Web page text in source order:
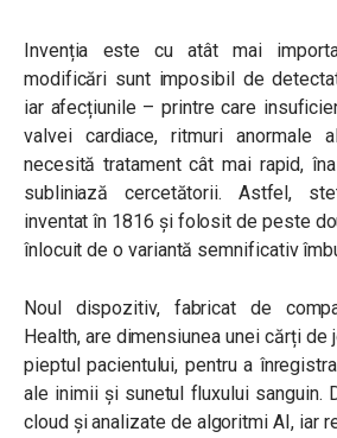
Invenția este cu atât mai
modificări sunt imposibil de
iar afecțiunile – printre care
valvei cardiace, ritmuri anormale
necesită tratament cât mai rapid,
subliniază cercetătorii. Astfel,
inventat în 1816 și folosit de peste
înlocuit de o variantă semnificativ
Noul dispozitiv, fabricat de
Health, are dimensiunea unei cărți
pieptul pacientului, pentru a
ale inimii și sunetul fluxului sanguin.
cloud și analizate de algoritmi AI, iar